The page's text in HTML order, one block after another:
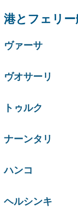
港とフェリ
ヴァーサ
ヴオサーリ
トゥルク
ナーンタリ
ハンコ
ヘルシンキ